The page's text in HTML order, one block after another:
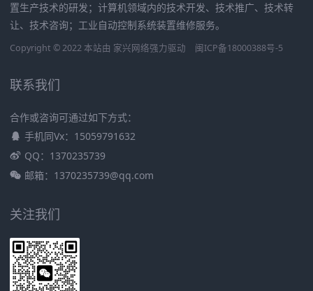
置生产技术的研发；计算机领域内的技术开发、技术推广、技术转
让、技术咨询；工业自动控制系统装置维修服务。
Copyright © 2022 本站由 家兴网络强力驱动 闽ICP备18000388号-5
联系我们
合作或咨询可通过如下方式：
手机同Vx：15059791632
QQ：1370235739
邮箱：1370235739@qq.com
关注我们